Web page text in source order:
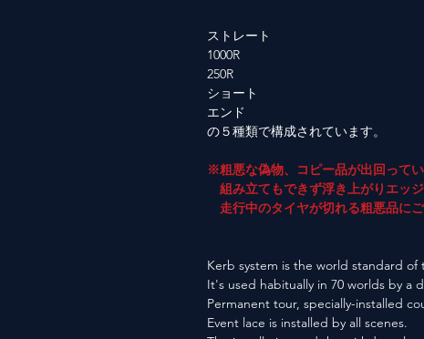
ストレート
1000R
250R
ショート
エンド
の５種類で構成されています。
※粗悪な偽物、コピー品が出回ってい
組み立てもできず浮き上がりエッジ
走行中のタイヤが切れる粗悪品にご
Kerb system is the world standard
It's used habitually in 70 worlds by a
Permanent tour, specially-installed
Event lace is installed by all scenes.